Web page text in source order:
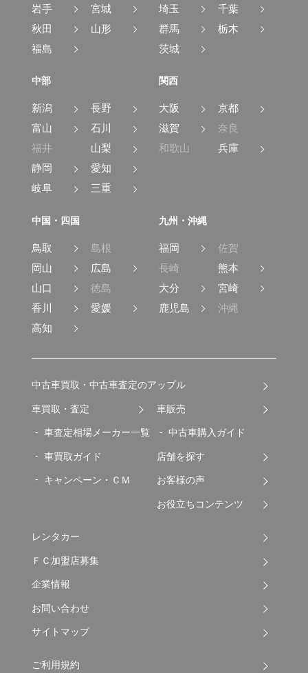
岩手
宮城
秋田
山形
福島
埼玉
千葉
群馬
栃木
茨城
中部
新潟
長野
富山
石川
福井
山梨
静岡
愛知
岐阜
三重
関西
大阪
京都
滋賀
奈良
和歌山
兵庫
中国・四国
鳥取
島根
岡山
広島
山口
徳島
香川
愛媛
高知
九州・沖縄
福岡
佐賀
長崎
熊本
大分
宮崎
鹿児島
沖縄
中古車買取・中古車査定のアップル
車買取・査定
車査定相場メーカー一覧
車買取ガイド
キャンペーン・ＣＭ
車販売
中古車購入ガイド
店舗を探す
お客様の声
お役立ちコンテンツ
レンタカー
ＦＣ加盟店募集
企業情報
お問い合わせ
サイトマップ
ご利用規約